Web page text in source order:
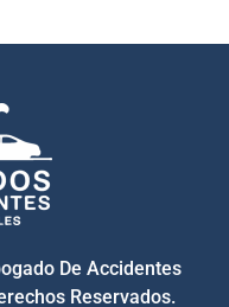
De Accidentes
Reservados.